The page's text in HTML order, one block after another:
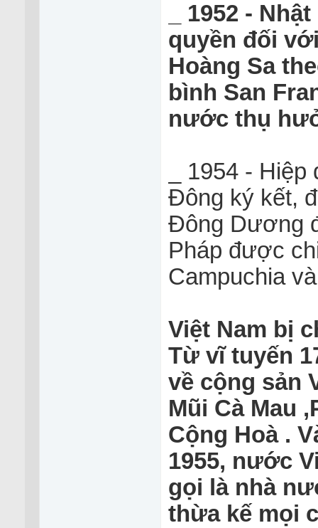
_ 1952 -
quyền đối
Hoàng Sa
bình San
nước thụ
_ 1954 -
Đông ký kết,
Đông Dương
Pháp được
Campuchia
Việt Nam bị
Từ vĩ tuyến
về cộng sản
Mũi Cà Mau
Cộng Hoà .
1955, nước
gọi là nhà
thừa kế mọi